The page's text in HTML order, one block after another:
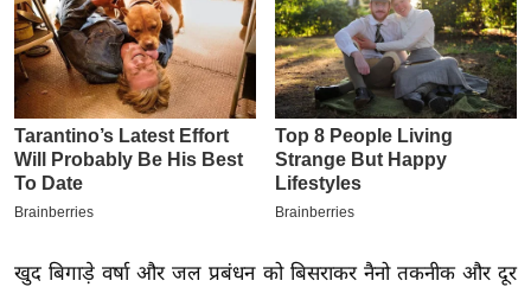
इ
म
ई
-
पे
प
र
सा
खुद बिगाड़े वर्षा और जल प्रबंधन को बिसराकर नैनो तकनीक और दूर